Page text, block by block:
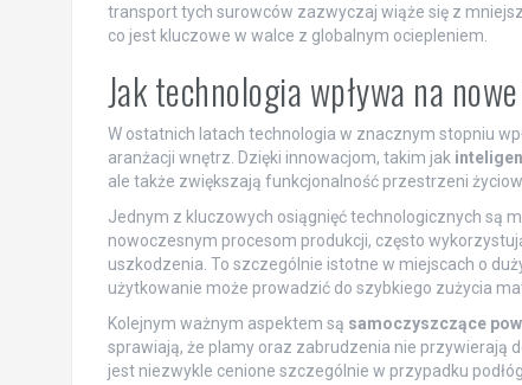
transport tych surowców zazwyczaj wiąże się z
co jest kluczowe w walce z globalnym ociepleniem.
Jak technologia wpływa na
W ostatnich latach technologia w znacznym stopniu
aranżacji wnętrz. Dzięki innowacjom, takim jak
ale także zwiększają funkcjonalność przestrzeni
Jednym z kluczowych osiągnięć technologicznych są
nowoczesnym procesom produkcji, często
uszkodzenia. To szczególnie istotne w miejscach o
użytkowanie może prowadzić do szybkiego zużycia
Kolejnym ważnym aspektem są samoczyszczące
sprawiają, że plamy oraz zabrudzenia nie przywierają
jest niezwykle cenione szczególnie w przypadku